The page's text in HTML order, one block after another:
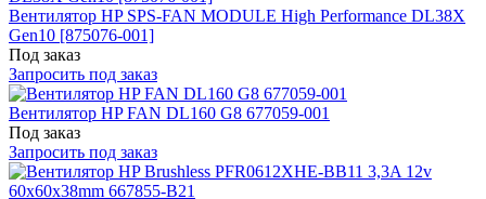
Вентилятор HP SPS-FAN MODULE High Performance DL38X
Gen10 [875076-001]
Под заказ
Запросить под заказ
Вентилятор HP FAN DL160 G8 677059-001
Под заказ
Запросить под заказ